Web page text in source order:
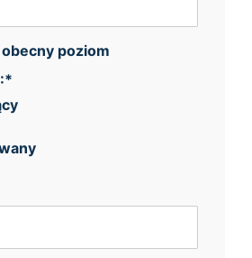
poziom angielskiego?
poziom